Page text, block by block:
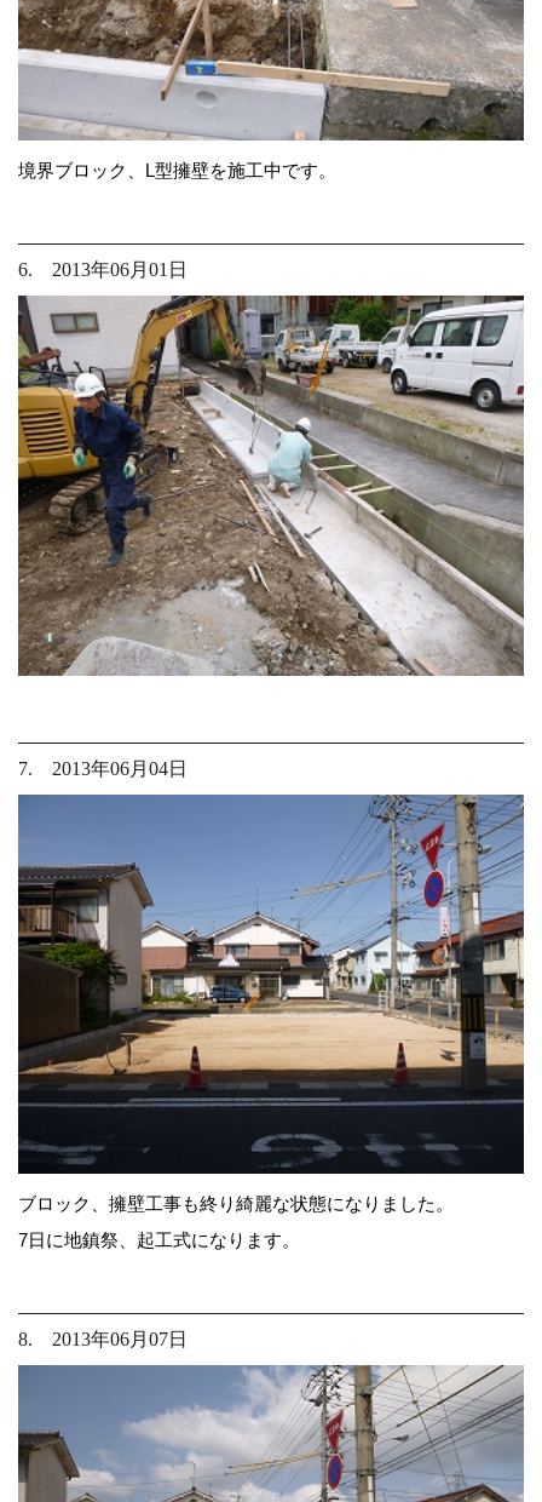
境界ブロック、L型擁壁を施工中です。
6. 2013年06月01日
7. 2013年06月04日
ブロック、擁壁工事も終り綺麗な状態になりました。
7日に地鎮祭、起工式になります。
8. 2013年06月07日